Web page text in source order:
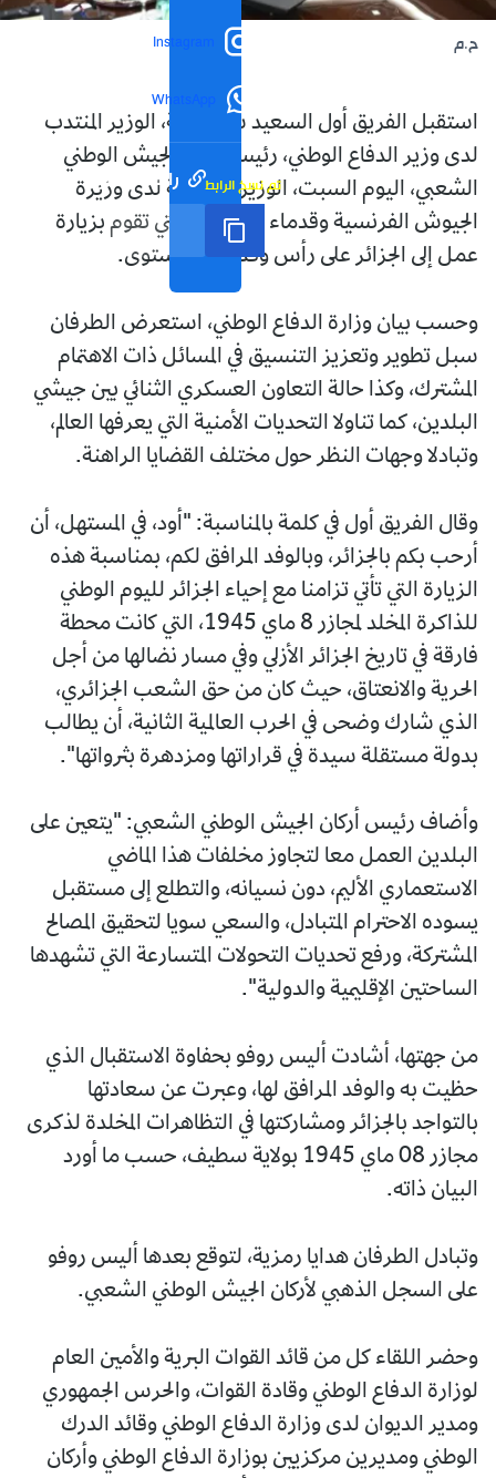
Instagram
WhatsApp
رابط مختصر تم نسخ الرابط
ح.م
استقبل الفريق أول السعيد شنڨريحة، الوزير المنتدب
لدى وزير الدفاع الوطني، رئيس أركان الجيش الوطني
الشعبي، اليوم السبت، الوزيرة المنتدبة لدى وزيرة
الجيوش الفرنسية وقدماء المحاربين، التي تقوم بزيارة
عمل إلى الجزائر على رأس وفد رفيع المستوى.
وحسب بيان وزارة الدفاع الوطني، استعرض الطرفان
سبل تطوير وتعزيز التنسيق في المسائل ذات الاهتمام
المشترك، وكذا حالة التعاون العسكري الثنائي بين جيشي
البلدين، كما تناولا التحديات الأمنية التي يعرفها العالم،
وتبادلا وجهات النظر حول مختلف القضايا الراهنة.
وقال الفريق أول في كلمة بالمناسبة: "أود، في المستهل، أن
أرحب بكم بالجزائر، وبالوفد المرافق لكم، بمناسبة هذه
الزيارة التي تأتي تزامنا مع إحياء الجزائر لليوم الوطني
للذاكرة المخلد لمجازر 8 ماي 1945، التي كانت محطة
فارقة في تاريخ الجزائر الأزلي وفي مسار نضالها من أجل
الحرية والانعتاق، حيث كان من حق الشعب الجزائري،
الذي شارك وضحى في الحرب العالمية الثانية، أن يطالب
بدولة مستقلة سيدة في قراراتها ومزدهرة بثرواتها".
وأضاف رئيس أركان الجيش الوطني الشعبي: "يتعين على
البلدين العمل معا لتجاوز مخلفات هذا الماضي
الاستعماري الأليم، دون نسيانه، والتطلع إلى مستقبل
يسوده الاحترام المتبادل، والسعي سويا لتحقيق المصالح
المشتركة، ورفع تحديات التحولات المتسارعة التي تشهدها
الساحتين الإقليمية والدولية".
من جهتها، أشادت أليس روفو بحفاوة الاستقبال الذي
حظيت به والوفد المرافق لها، وعبرت عن سعادتها
بالتواجد بالجزائر ومشاركتها في التظاهرات المخلدة لذكرى
مجازر 08 ماي 1945 بولاية سطيف، حسب ما أورد
البيان ذاته.
وتبادل الطرفان هدايا رمزية، لتوقع بعدها أليس روفو
على السجل الذهبي لأركان الجيش الوطني الشعبي.
وحضر اللقاء كل من قائد القوات البرية والأمين العام
لوزارة الدفاع الوطني وقادة القوات، والحرس الجمهوري
ومدير الديوان لدى وزارة الدفاع الوطني وقائد الدرك
الوطني ومديرين مركزيين بوزارة الدفاع الوطني وأركان